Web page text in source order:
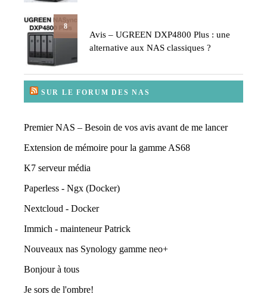
8
Avis – UGREEN DXP4800 Plus : une
alternative aux NAS classiques ?
SUR LE FORUM DES NAS
Premier NAS – Besoin de vos avis avant de me lancer
Extension de mémoire pour la gamme AS68
K7 serveur média
Paperless - Ngx (Docker)
Nextcloud - Docker
Immich - mainteneur Patrick
Nouveaux nas Synology gamme neo+
Bonjour à tous
Je sors de l'ombre!